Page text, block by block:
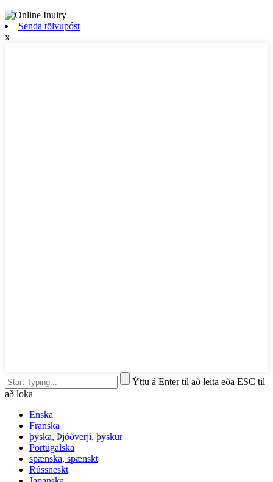
Senda tölvupóst
x
Ýttu á Enter til að leita eða ESC til
að loka
Enska
Franska
þýska, Þjóðverji, þýskur
Portúgalska
spænska, spænskt
Rússneskt